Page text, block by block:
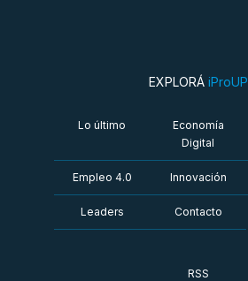
EXPLORÁ iProUP
Lo último
Economía
Digital
Empleo 4.0 Innovación
Leaders Contacto
RSS